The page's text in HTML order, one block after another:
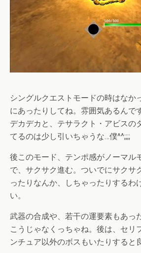
シングルクエストモードの時はなか
にあったりしてね。雰囲気あるんで
デカデカと、テサラクト・アビスの
てるのは少し引いちゃうな…僕^^;;;;
後このモード、テンポ感がノーマル
で、サクサク進む。ついでにサクサ
ったりなんか、しちゃったりするわ
い。
武器の合成や、若干の運要素もあっ
こうじゃなくっちゃね。後は、セリ
ンチュア以外のボスもいたりすると